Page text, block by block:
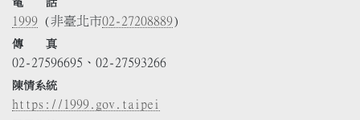
1999 (非臺北市02-27208889)
傳 真
02-27596695、02-27593266
陳情系統
https://1999.gov.taipei